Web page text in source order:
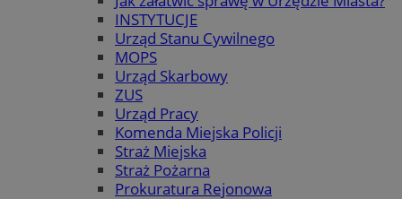
INSTYTUCJE
Urząd Stanu Cywilnego
MOPS
Urząd Skarbowy
ZUS
Urząd Pracy
Komenda Miejska Policji
Straż Miejska
Straż Pożarna
Prokuratura Rejonowa